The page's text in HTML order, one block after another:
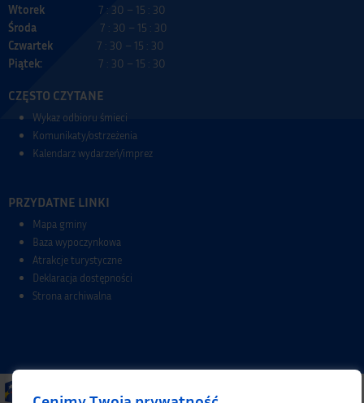
Wtorek 7 : 30 – 15 : 30
Środa 7 : 30 – 15 : 30
Czwartek 7 : 30 – 15 : 30
Piątek: 7 : 30 – 15 : 30
CZĘSTO CZYTANE
Wykaz odbioru śmieci
Komunikaty/ostrzeżenia
Kalendarz wydarzeń/imprez
PRZYDATNE LINKI
Mapa gminy
Baza wypoczynkowa
Atrakcje turystyczne
Deklaracja dostępności
Strona archiwalna